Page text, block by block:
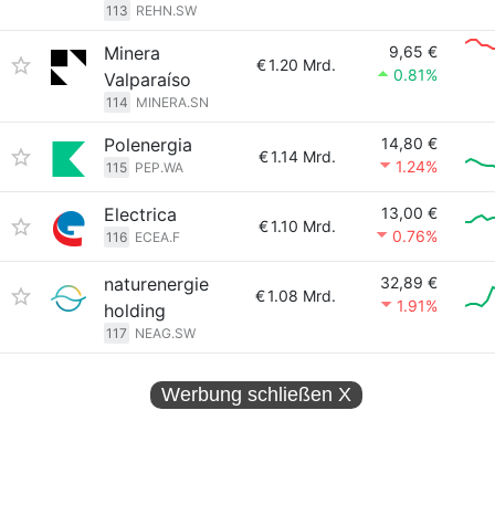
113 REHN.SW
Minera
Valparaíso
114 MINERA.SN
€1.20 Mrd.
9,65 €
0.81%
Polenergia
115 PEP.WA
€1.14 Mrd.
14,80 €
1.24%
Electrica
116 ECEA.F
€1.10 Mrd.
13,00 €
0.76%
naturenergie
holding
117 NEAG.SW
€1.08 Mrd.
32,89 €
1.91%
Werbung schließen X